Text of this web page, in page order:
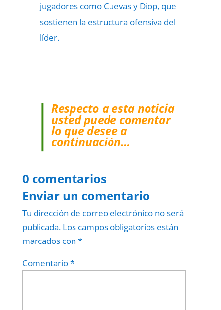
jugadores como Cuevas y Diop, que
sostienen la estructura ofensiva del
líder.
Respecto a esta noticia
usted puede comentar
lo que desee a
continuación…
0 comentarios
Enviar un comentario
Tu dirección de correo electrónico no será
publicada. Los campos obligatorios están
marcados con *
Comentario*